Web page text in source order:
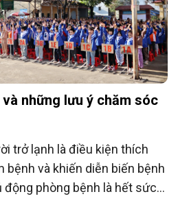
những lưu ý chăm sóc
trở lạnh là điều kiện thích
bệnh và khiến diễn biến bệnh
động phòng bệnh là hết sức
thích hợp kết hợp lối